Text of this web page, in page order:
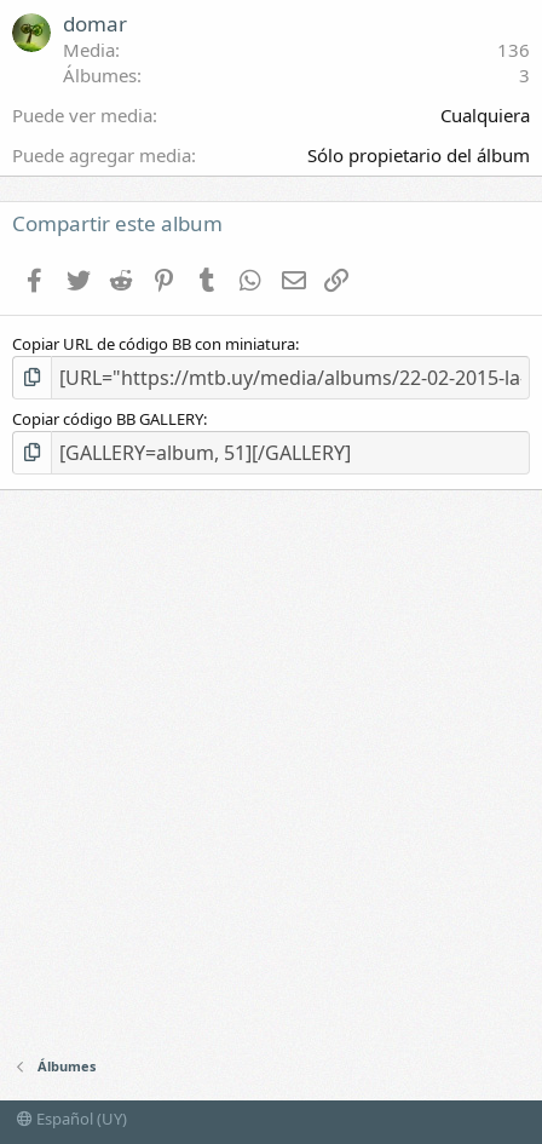
l
a
s
)
domar
Media
136
Álbumes
3
Puede ver media
Cualquiera
Puede agregar media
Sólo propietario del álbum
Compartir este album
Facebook
Twitter Reddit PinterestTumblr WhatsApp
E-mail
Copiar URL de código BB con miniatura
Copiar código BB GALLERY
Álbumes
Español (UY)